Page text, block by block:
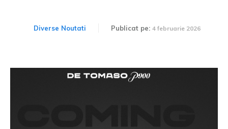
Diverse Noutati Publicat pe: 4 februarie 2026